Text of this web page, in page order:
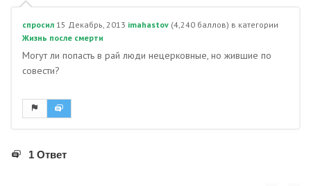
спросил 15 Декабрь, 2013 imahastov (4,240 баллов) в категории
Жизнь после смерти
Могут ли попасть в рай люди нецерковные, но жившие по
совести?
1 Ответ